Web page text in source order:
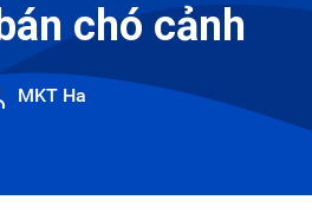
sàn
chó cảnh
MKT Ha